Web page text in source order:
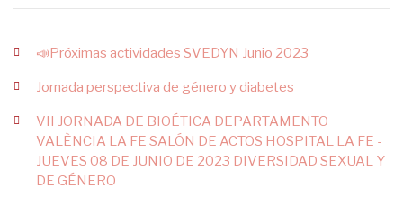
📣Próximas actividades SVEDYN Junio 2023
Jornada perspectiva de género y diabetes
VII JORNADA DE BIOÉTICA DEPARTAMENTO
VALÈNCIA LA FE SALÓN DE ACTOS HOSPITAL LA FE -
JUEVES 08 DE JUNIO DE 2023 DIVERSIDAD SEXUAL Y
DE GÉNERO